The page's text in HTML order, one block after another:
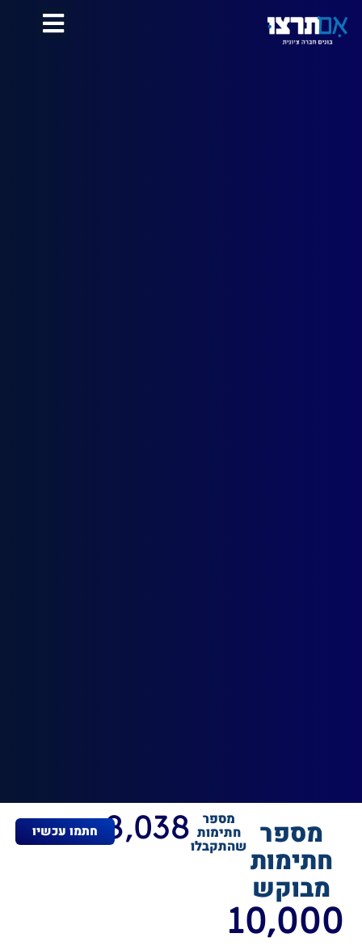
מספר
חתימות
מבוקש
10,000
מספר
חתימות
שהתקבלו8,038 חתמו עכשיו